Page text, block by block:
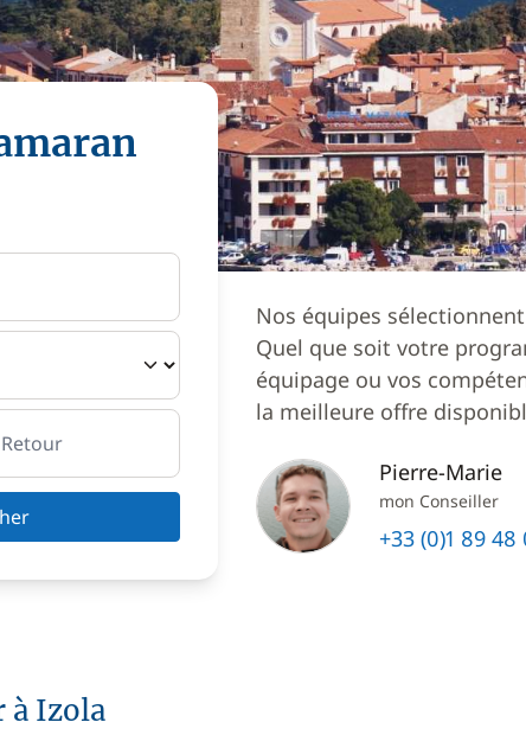
Retour
Nos équipes
Quel que soit votre
équipage ou vos
la meilleure offre
Pierre-Marie
mon Conseiller
+33 (0)1 89 48
à Izola